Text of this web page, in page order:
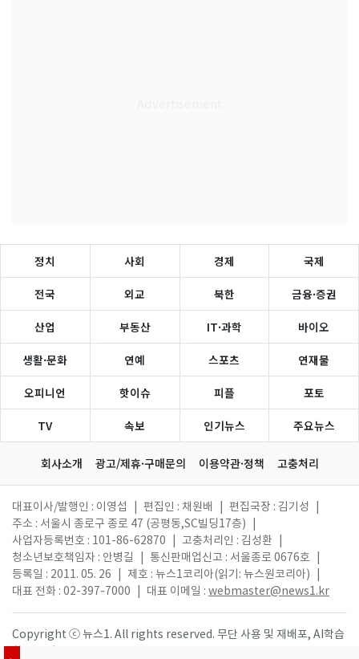
정치 사회 경제 국제
전국 외교 북한 금융·증권
산업 부동산 IT·과학 바이오
생활·문화 연예 스포츠 연재물
오피니언 핫이슈 피플 포토
TV 속보 인기뉴스 주요뉴스
회사소개 광고/제휴·구매문의 이용약관·정책 고충처리
대표이사/발행인 : 이영섭 편집인 : 채원배 편집국장 : 김기성
주소 : 서울시 종로구 종로 47 (공평동,SC빌딩17층)
사업자등록번호 : 101-86-62870
고충처리인 : 김성환
청소년보호책임자 : 안병길
통신판매업신고 : 서울종로 0676호
등록일 : 2011. 05. 26
제호 : 뉴스1코리아(읽기: 뉴스원코리아)
대표 전화 : 02-397-7000
대표 이메일 : webmaster@news1.kr
Copyright ⓒ 뉴스1. All rights reserved. 무단 사용 및 재배포, AI학습
활용 금지.